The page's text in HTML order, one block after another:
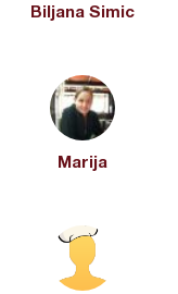
Biljana Simic
Marija